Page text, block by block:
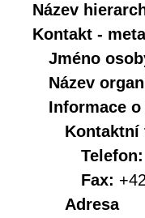
Název
Kontakt -
Jméno
Název
Informace
Kontaktní
Telefon:
Fax:
Adresa